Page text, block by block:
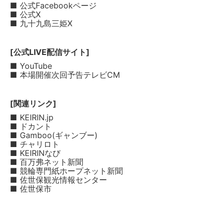
■ 公式Facebookページ
■ 公式X
■ 九十九島三姫X
[公式LIVE配信サイト]
■ YouTube
■ 本場開催次回予告テレビCM
[関連リンク]
■ KEIRIN.jp
■ ドカント
■ Gamboo(ギャンブー)
■ チャリロト
■ KEIRINなび
■ 百万弗ネット新聞
■ 競輪専門紙ホープネット新聞
■ 佐世保観光情報センター
■ 佐世保市